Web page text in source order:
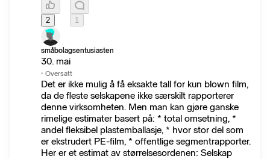
2 1
småbolagsentusiasten
30. mai
· Oversatt
Det er ikke mulig å få eksakte tall for kun blown film,
da de fleste selskapene ikke særskilt rapporterer
denne virksomheten. Men man kan gjøre ganske
rimelige estimater basert på: * total omsetning, *
andel fleksibel plastemballasje, * hvor stor del som
er ekstrudert PE-film, * offentlige segmentrapporter.
Her er et estimat av størrelsesordenen: Selskap